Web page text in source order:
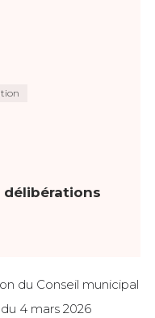
délibérations
du Conseil municipal
4 mars 2026